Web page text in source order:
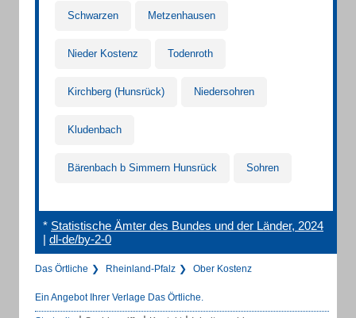
Schwarzen Metzenhausen
Nieder Kostenz Todenroth
Kirchberg (Hunsrück) Niedersohren
Kludenbach
Bärenbach b Simmern Hunsrück Sohren
* Statistische Ämter des Bundes und der Länder, 2024
| dl-de/by-2-0
Das Örtliche Rheinland-Pfalz Ober Kostenz
Ein Angebot Ihrer Verlage Das Örtliche.